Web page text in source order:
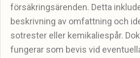
försäkringsärenden. Detta
beskrivning av omfattning och
sotrester eller kemikaliespår.
fungerar som bevis vid